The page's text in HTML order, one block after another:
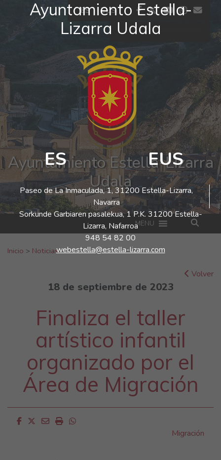
Ayuntamiento Estella-
Lizarra Udala
ES EUS
Paseo de La Inmaculada, 1, 31200 Estella-Lizarra,
Navarra
Sorkunde Garbiaren pasalekua, 1 P.K. 31200 Estella-
Lizarra, Nafarroa
948 54 82 00
webestella@estella-lizarra.com
Ir al contenido ES EUS facebook
twitter
youtube
El tiempo - Tutiempo.net
Ayuntamiento Estella-Lizarra
Udala
MENU
Buscar:
Inicio > Noticias
Volver
18 de septiembre de 2023
Finaliza el taller
artístico infantil
organizado por el
Área de Migración
Facebook
Twitter
EmailImprimirWhatsapp
Migración